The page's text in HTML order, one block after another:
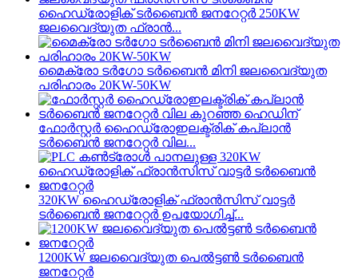
ഹൈഡ്രോളിക് ടർബൈൻ ജനറേറ്റർ 250KW
ജലവൈദ്യുത ഫ്രാൻ...
മൈക്രോ ടർഗോ ടർബൈൻ മിനി ജലവൈദ്യുത
പരിഹാരം 20KW-50KW
ഫോർസ്റ്റർ ഹൈഡ്രോഇലക്ട്രിക് കപ്ലാൻ
ടർബൈൻ ജനറേറ്റർ വില...
320KW ഹൈഡ്രോളിക് ഫ്രാൻസിസ് വാട്ടർ
ടർബൈൻ ജനറേറ്റർ ഉപയോഗിച്ച്...
1200KW ജലവൈദ്യുത പെൽട്ടൺ ടർബൈൻ
ജനറേറ്റർ